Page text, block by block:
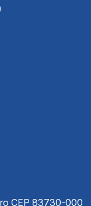
CEP 83730-000